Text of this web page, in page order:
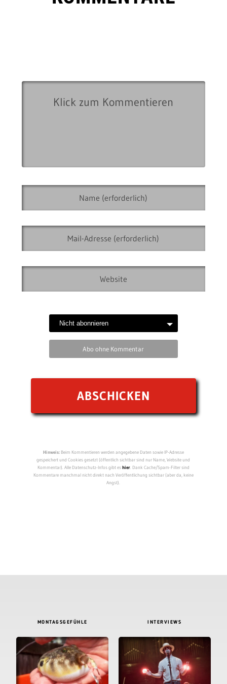
Abo ohne Kommentar
Hinweis:Beim Kommentieren werden angegebene Daten sowie IP-Adresse
gespeichert und Cookies gesetzt (öffentlich sichtbar sind nur Name, Website und
Kommentar). Alle Datenschutz-Infos gibt eshier. Dank Cache/Spam-Filter sind
Kommentare manchmal nicht direkt nach Veröffentlichung sichtbar (aber da, keine
Angst).
MONTAGSGEFÜHLE INTERVIEWS